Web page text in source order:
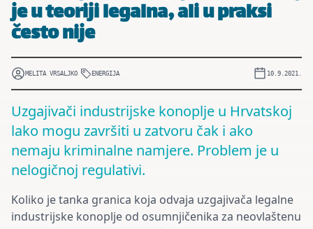
je u teoriji legalna, ali u praksi
često nije
MELITA VRSALJKO ENERGIJA 10.9.2021.
Uzgajivači industrijske konoplje u Hrvatskoj
lako mogu završiti u zatvoru čak i ako
nemaju kriminalne namjere. Problem je u
nelogičnoj regulativi.
Koliko je tanka granica koja odvaja uzgajivača legalne
industrijske konoplje od osumnjičenika za neovlaštenu